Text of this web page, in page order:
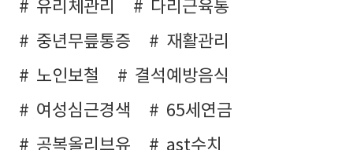
유리체관리
다리근육통
중년무릎통증
재활관리
노인보철
결석예방음식
여성심근경색
65세연금
공복올리브유
ast수치